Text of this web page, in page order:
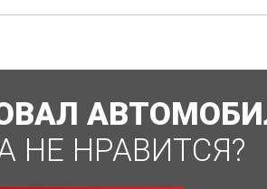
НЕ НРАВИТСЯ?